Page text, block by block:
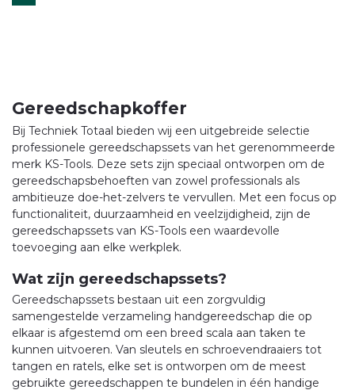
Gereedschapkoffer
Bij Techniek Totaal bieden wij een uitgebreide selectie
professionele gereedschapssets van het gerenommeerde
merk KS-Tools. Deze sets zijn speciaal ontworpen om de
gereedschapsbehoeften van zowel professionals als
ambitieuze doe-het-zelvers te vervullen. Met een focus op
functionaliteit, duurzaamheid en veelzijdigheid, zijn de
gereedschapssets van KS-Tools een waardevolle
toevoeging aan elke werkplek.
Wat zijn gereedschapssets?
Gereedschapssets bestaan uit een zorgvuldig
samengestelde verzameling handgereedschap die op
elkaar is afgestemd om een breed scala aan taken te
kunnen uitvoeren. Van sleutels en schroevendraaiers tot
tangen en ratels, elke set is ontworpen om de meest
gebruikte gereedschappen te bundelen in één handige